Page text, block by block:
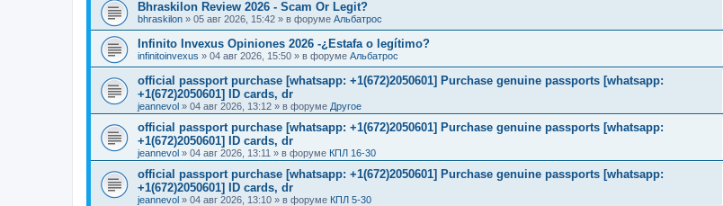
Bhraskilon Review 2026 - Scam Or Legit?
bhraskilon » 05 авг 2026, 15:42 » в форуме Альбатрос
Infinito Invexus Opiniones 2026 -¿Estafa o legítimo?
infinitoinvexus » 04 авг 2026, 15:50 » в форуме Альбатрос
official passport purchase [whatsapp: +1(672)2050601] Purchase genuine passports [whatsapp:
+1(672)2050601] ID cards, dr
jeannevol » 04 авг 2026, 13:12 » в форуме Другое
official passport purchase [whatsapp: +1(672)2050601] Purchase genuine passports [whatsapp:
+1(672)2050601] ID cards, dr
jeannevol » 04 авг 2026, 13:11 » в форуме КПЛ 16-30
official passport purchase [whatsapp: +1(672)2050601] Purchase genuine passports [whatsapp:
+1(672)2050601] ID cards, dr
jeannevol » 04 авг 2026, 13:10 » в форуме КПЛ 5-30